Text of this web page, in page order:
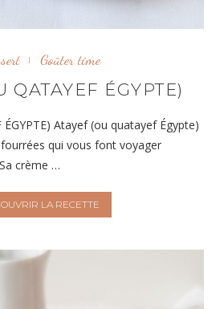
Goûter time
QATAYEF ÉGYPTE)
ÉGYPTE) Atayef (ou quatayef Égypte)
qui vous font voyager
crème …
LA RECETTE